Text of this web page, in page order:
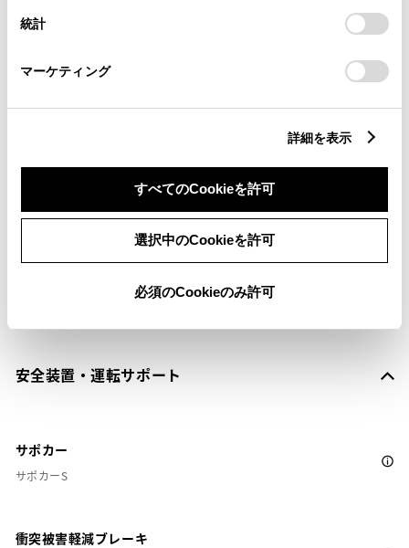
設定の変更、同意を撤回したりするにあたっては、当社の
「Cookie（クッキー）情報の取り扱いについて
」をご覧くだ
統計
マーケティング
詳細を表示
すべてのCookieを許可
選択中のCookieを許可
必須のCookieのみ許可
キーレス
リモコンスターター
安全装置・運転サポート
サポカー
サポカーS
衝突被害軽減ブレーキ